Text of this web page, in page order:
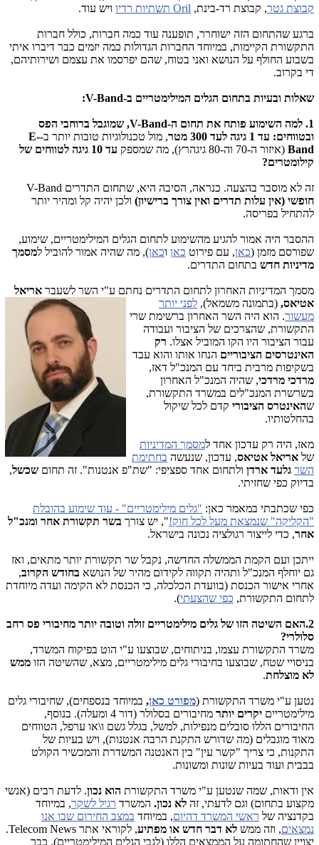
קבוצת גטר, קבוצת רד-בינת, Oril תשתיות רדיו ויש עוד.
ברגע שהתחום הזה ישוחרר, תופענה עוד כמה חברות, כולל חברות
התקשורת הקיימות, במיוחד החברות הגדולות כמה יזמים כבר דיברו איתי
בשבוע החולף על הנושא ואני בטוח, שהם יפרסמו את עצמם ושירותיהם,
די בקרוב.
שאלות ובעיות בתחום הגלים המילימטריים ב-V-Band:
1. למה השימוע פותח את תחום ה-V-Band, שמוגבל ברוחבי הפס
ובטווחים: עד 1 גיגה לעד 300 מטר
, מול טכנולוגיות טובות יותר ב -E-
Band (איזור ה-70 וה-80 גיגהרץ), מה שמספק
עד 10 גיגה לטווחים של
קילומטרים?
זה לא מוסבר בהצעה. כנראה, הסיבה היא, שתחום התדרים V-Band
חופשי (אין עלות תדרים ואין צורך ברישיון) ולכן יהיה קל ומהיר יותר
להתחיל בפריסה.
ההסבר היה אמור להגיע מהשימוע לתחום הגלים המילימטריים, שימוע,
שפורסם מזמן (כאן, עם פירוט כאן וכאן), מה שהיה אמור להוביל למסמך
מדיניות חדש בתחום התדרים.
מסמך המדיניות האחרון לתחום התדרים נחתם ע"י השר לשעבר אריאל
אטיאס, (בתמונה משמאל), לפני יותר
מעשור. הוא היה השר האחרון ברשימת שרי
התקשורת, שהצרכים של הציבור ועבודה
עבור הציבור היו הקו המוביל אצלו. רק
האינטרסים הציבוריים הנחו אותו והוא עבד
בשקיפות מרבית ביחד עם המנכ"ל דאז,
מרדכי מרדכי, שהיה המנכ"ל האחרון
בשרשרת המנכ"לים במשרד התקשורת,
שהאינטרס הציבורי קדם לכל שיקול
בהחלטותיו.
מאז, היה רק עדכון אחד למסמך המדיניות
של אריאל אטיאס, עדכון, שנעשה בחתימת
השר גלעד ארדן ולתחום אחד ספציפי: "שת"פ אנטנות". זה תחום שכשל,
בדיוק כפי שחזיתי.
כפי שכתבתי במאמר כאן: "גלים מילימטריים" - עוד שימוע בהובלת
"הקליקה" שנמצאת מעל לכל חוק!", יש צורך בשר תקשורת אחר ומנכ"ל
אחר, כדי לייצור רגולציה נכונה בישראל.
ייתכן ועם הקמת הממשלה החדשה, נקבל שר תקשורת יותר מתאים, ואז
גם יוחלף המנכ"ל ותהיה תקווה לקידום מהיר של הנושא בחודש הקרוב,
אחרי אישור הכנסת (בוועדת הכלכלה, כי הכנסת לא הקימה ועדה מיוחדת
לתחום התקשורת, כפי שהצעתי).
2.האם השיטה הזו של גלים מילימטריים זולה וטובה יותר מחיבורי פס רחב
סלולרי?
משרד התקשורת עצמו, בניתוחים, שבוצעו ע"י הוט בפיקוח המשרד,
בניסויי שטח, שבוצעו בחיבורי גלים מילימטריים, מצא, שהשיטה הזו ממש
לא מוצלחת.
נטען ע"י משרד התקשורת (מפורט כאן, במיוחד בנספחים), שחיבורי גלים
מילימטריים יקרים יותר
מחיבורים בסלולר (דור 4 ומעלה). בנוסף,
החיבורים הללו סובלים מנפילות, למשל, בגלל גשם ו\או ערפל, הטווחים
מאוד מוגבלים (מה שדורש התקנת הרבה אנטנות), ויש בעיות של
התקנות, כי צריך "קשר עין" בין האנטנה המשדרת והמכשיר הקולט
בבבית ועוד בעיות שונות ומשונות.
אין ודאות, שמה שנטען ע"י משרד התקשורת הוא נכון. לדעת רבים (אנשי
מקצוע בתחום) וגם לדעתי, זה לא נכון. המשרד רגיל לשקר, במיוחד
בקדנציה של ראשי המשרד דהיום, במיוחד במצב החירום שבו אנו
נמצאים, וזה ממש לא דבר חדש או מפתיע
, לקוראי אתר Telecom News.
יצויין שהחתומה על הממצאים הללו (לגבי הגלים המילימטרייםׂׂ), כבר